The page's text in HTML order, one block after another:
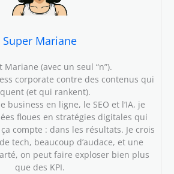
Super Mariane
Mariane (avec un seul “n”).
corporate contre des contenus qui
(et qui rankent).
business en ligne, le SEO et l’IA, je
floues en stratégies digitales qui
compte : dans les résultats. Je crois
tech, beaucoup d’audace, et une
on peut faire exploser bien plus
que des KPI.